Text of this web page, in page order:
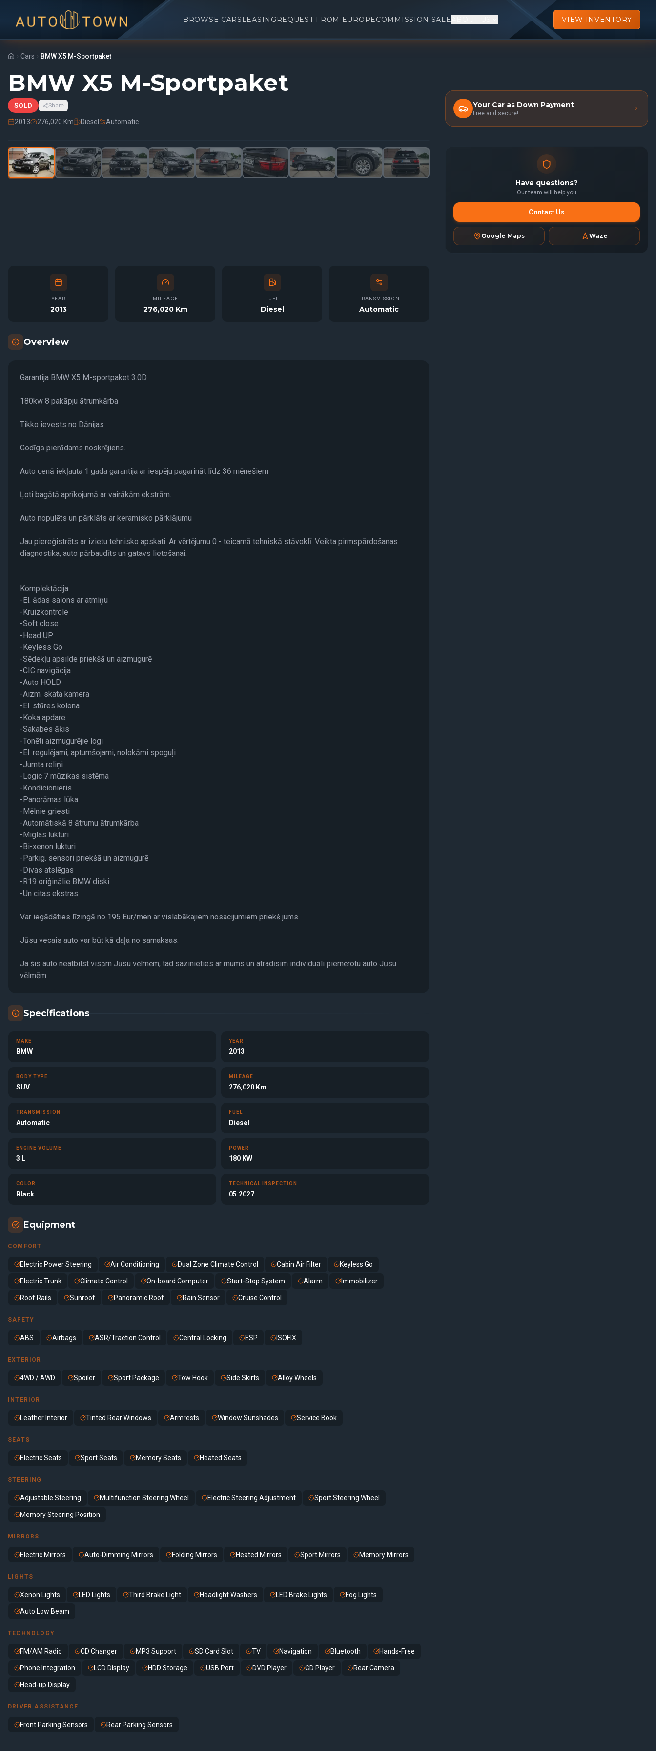
BROWSE CARS LEASING REQUEST FROM EUROPECOMMISSION SALE VIEW INVENTORY
Cars BMW X5 M-Sportpaket
BMW X5 M-Sportpaket
SOLD Share
2013 276,020 Km Diesel Automatic
Your Car as Down Payment
Free and secure!
Have questions?
Our team will help you
Contact Us
Google Maps Waze
YEAR
2013
MILEAGE
276,020 Km
FUEL
Diesel
TRANSMISSION
Automatic
Overview
Garantija BMW X5 M-sportpaket 3.0D
180kw 8 pakāpju ātrumkārba
Tikko ievests no Dānijas
Godīgs pierādams noskrējiens.
Auto cenā iekļauta 1 gada garantija ar iespēju pagarināt līdz 36 mēnešiem
Ļoti bagātā aprīkojumā ar vairākām ekstrām.
Auto nopulēts un pārklāts ar keramisko pārklājumu
Jau piereģistrēts ar izietu tehnisko apskati. Ar vērtējumu 0 - teicamā tehniskā stāvoklī. Veikta pirmspārdošanas
diagnostika, auto pārbaudīts un gatavs lietošanai.
Komplektācija:
-El. ādas salons ar atmiņu
-Kruizkontrole
-Soft close
-Head UP
-Keyless Go
-Sēdekļu apsilde priekšā un aizmugurē
-CIC navigācija
-Auto HOLD
-Aizm. skata kamera
-El. stūres kolona
-Koka apdare
-Sakabes āķis
-Tonēti aizmugurējie logi
-El. regulējami, aptumšojami, nolokāmi spoguļi
-Jumta reliņi
-Logic 7 mūzikas sistēma
-Kondicionieris
-Panorāmas lūka
-Mēlnie griesti
-Automātiskā 8 ātrumu ātrumkārba
-Miglas lukturi
-Bi-xenon lukturi
-Parkig. sensori priekšā un aizmugurē
-Divas atslēgas
-R19 oriģinālie BMW diski
-Un citas ekstras
Var iegādāties līzingā no 195 Eur/men ar vislabākajiem nosacijumiem priekš jums.
Jūsu vecais auto var būt kā daļa no samaksas.
Ja šis auto neatbilst visām Jūsu vēlmēm, tad sazinieties ar mums un atradīsim individuāli piemērotu auto Jūsu
vēlmēm.
Specifications
MAKE
BMW
YEAR
2013
BODY TYPE
SUV
MILEAGE
276,020 Km
TRANSMISSION
Automatic
FUEL
Diesel
ENGINE VOLUME
3 L
POWER
180 KW
COLOR
Black
TECHNICAL INSPECTION
05.2027
Equipment
COMFORT
Electric Power Steering Air Conditioning Dual Zone Climate Control Cabin Air Filter Keyless Go
Electric Trunk Climate Control On-board Computer Start-Stop System Alarm Immobilizer
Roof Rails Sunroof Panoramic Roof Rain Sensor Cruise Control
SAFETY
ABS Airbags ASR/Traction Control Central Locking ESP ISOFIX
EXTERIOR
4WD / AWD Spoiler Sport Package Tow Hook Side Skirts Alloy Wheels
INTERIOR
Leather Interior Tinted Rear Windows Armrests Window Sunshades Service Book
SEATS
Electric Seats Sport Seats Memory Seats Heated Seats
STEERING
Adjustable Steering Multifunction Steering Wheel Electric Steering Adjustment Sport Steering Wheel
Memory Steering Position
MIRRORS
Electric Mirrors Auto-Dimming Mirrors Folding Mirrors Heated Mirrors Sport Mirrors Memory Mirrors
LIGHTS
Xenon Lights LED Lights Third Brake Light Headlight Washers LED Brake Lights Fog Lights
Auto Low Beam
TECHNOLOGY
FM/AM Radio CD Changer MP3 Support SD Card Slot TV Navigation Bluetooth Hands-Free
Phone Integration LCD Display HDD Storage USB Port DVD Player CD Player Rear Camera
Head-up Display
DRIVER ASSISTANCE
Front Parking Sensors Rear Parking Sensors